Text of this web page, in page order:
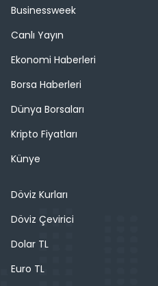
Businessweek
Canlı Yayın
Ekonomi Haberleri
Borsa Haberleri
Dünya Borsaları
Kripto Fiyatları
Künye
Döviz Kurları
Döviz Çevirici
Dolar TL
Euro TL